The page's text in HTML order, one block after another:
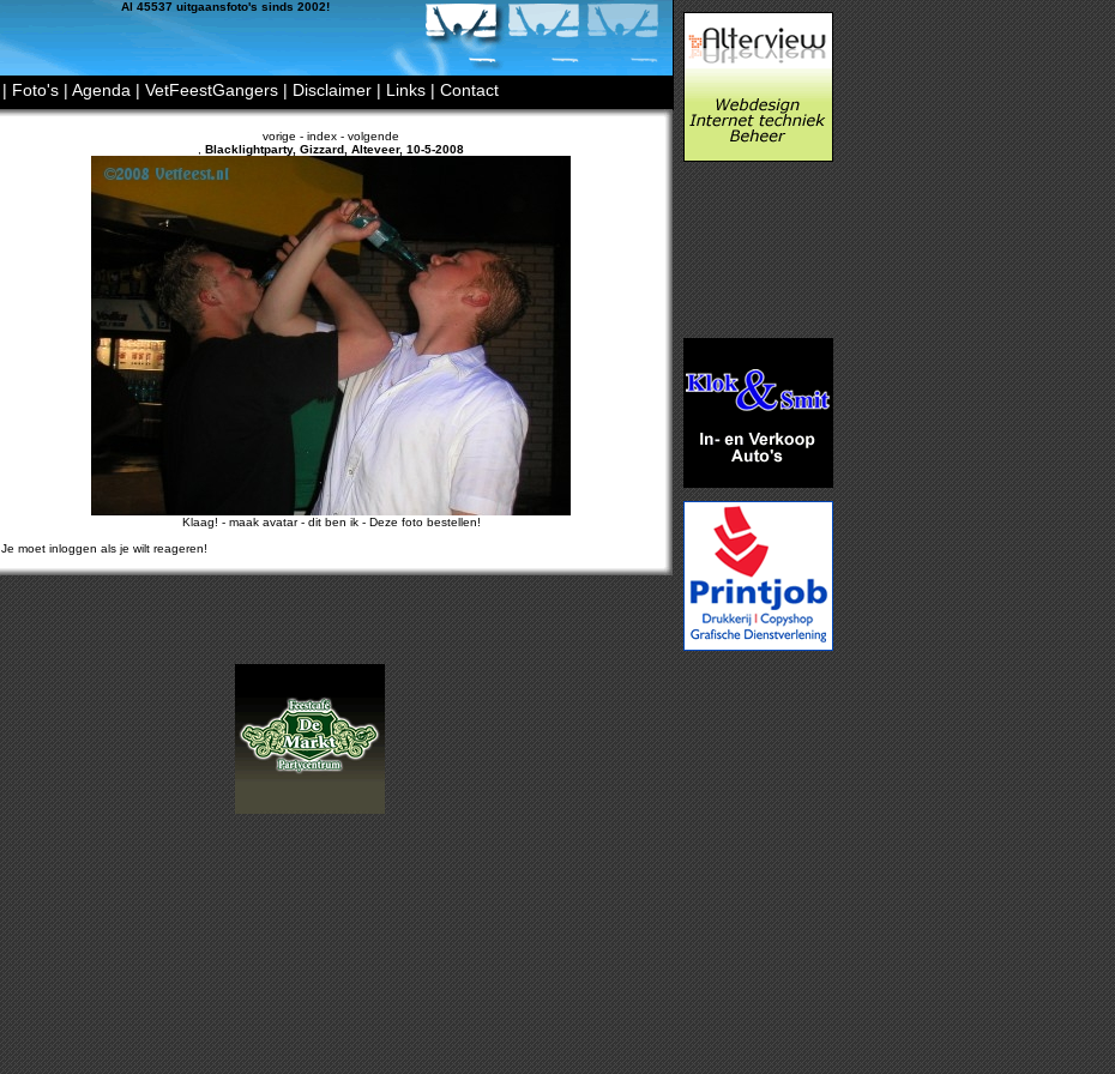
Al 45537 uitgaansfoto's sinds 2002!
| Foto's | Agenda | VetFeestGangers | Disclaimer | Links | Contact
vorige - index - volgende
Blacklightparty, Gizzard Alteveer, 10-5-2008
Klaag! - maak avatar- dit ben ik- Deze foto bestellen!
Je moet inloggen als je wilt reageren!